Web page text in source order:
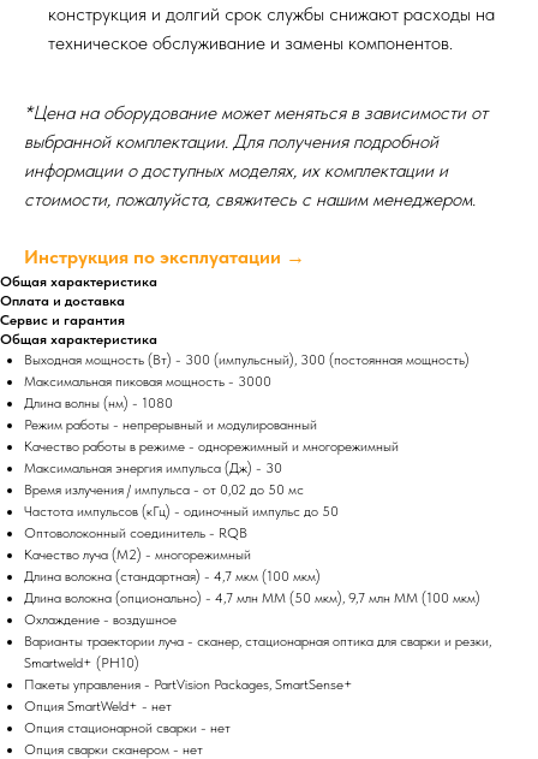
конструкция и долгий срок службы снижают расходы на
техническое обслуживание и замены компонентов.
*Цена на оборудование может меняться в зависимости от
выбранной комплектации. Для получения подробной
информации о доступных моделях, их комплектации и
стоимости, пожалуйста, свяжитесь с нашим менеджером.
Инструкция по эксплуатации →
Общая характеристика
Оплата и доставка
Сервис и гарантия
Общая характеристика
Выходная мощность (Вт) - 300 (импульсный), 300 (постоянная мощность)
Максимальная пиковая мощность - 3000
Длина волны (нм) - 1080
Режим работы - непрерывный и модулированный
Качество работы в режиме - однорежимный и многорежимный
Максимальная энергия импульса (Дж) - 30
Время излучения / импульса - от 0,02 до 50 мс
Частота импульсов (кГц) - одиночный импульс до 50
Оптоволоконный соединитель - RQB
Качество луча (М2) - многорежимный
Длина волокна (стандартная) - 4,7 мкм (100 мкм)
Длина волокна (опционально) - 4,7 млн ММ (50 мкм), 9,7 млн ММ (100 мкм)
Охлаждение - воздушное
Варианты траектории луча - сканер, стационарная оптика для сварки и резки,
Smartweld+ (PH10)
Пакеты управления - PartVision Packages, SmartSense+
Опция SmartWeld+ - нет
Опция стационарной сварки - нет
Опция сварки сканером - нет